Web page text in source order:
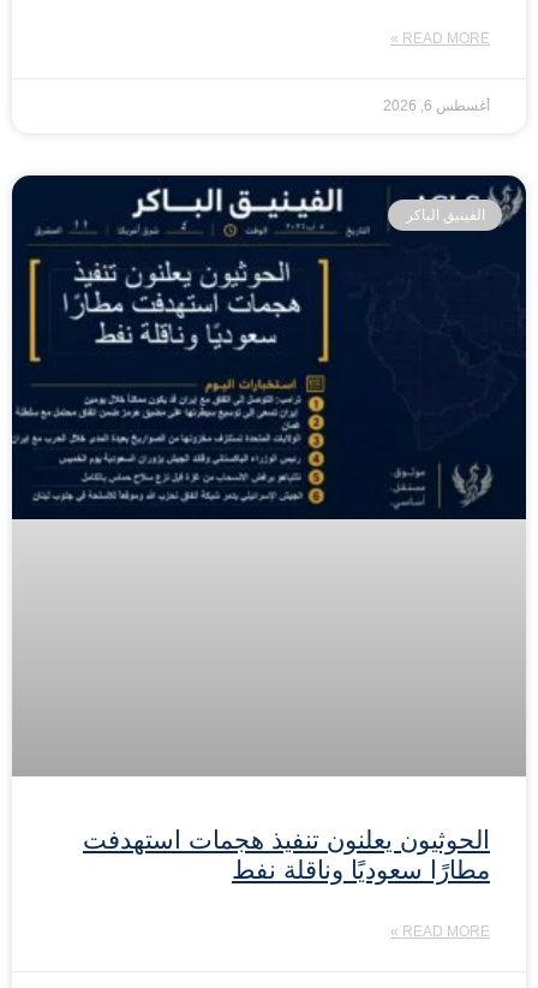
READ MORE »
أغسطس 6, 2026
الفينيق الباكر
الحوثيون يعلنون تنفيذ هجمات استهدفت
مطارًا سعوديًا وناقلة نفط
READ MORE »